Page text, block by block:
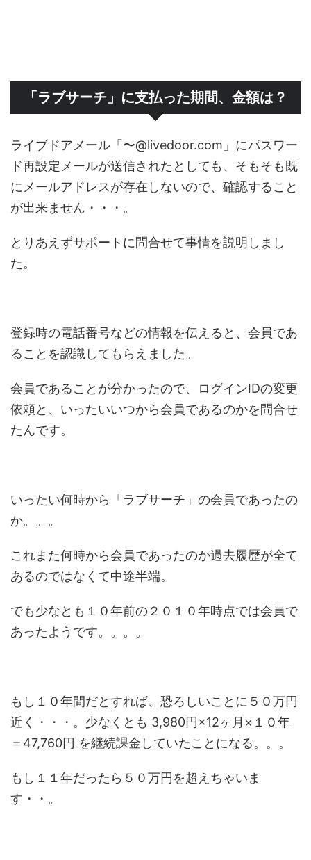
「ラブサーチ」に支払った期間、金額は？
ライブドアメール「〜@livedoor.com」にパスワー
ド再設定メールが送信されたとしても、そもそも既
にメールアドレスが存在しないので、確認すること
が出来ません・・・。
とりあえずサポートに問合せて事情を説明しまし
た。
登録時の電話番号などの情報を伝えると、会員であ
ることを認識してもらえました。
会員であることが分かったので、ログインIDの変更
依頼と、いったいいつから会員であるのかを問合せ
たんです。
いったい何時から「ラブサーチ」の会員であったの
か。。。
これまた何時から会員であったのか過去履歴が全て
あるのではなくて中途半端。
でも少なとも１０年前の２０１０年時点では会員で
あったようです。。。。
もし１０年間だとすれば、恐ろしいことに５０万円
近く・・・。少なくとも 3,980円×12ヶ月×１０年
＝47,760円 を継続課金していたことになる。。。
もし１１年だったら５０万円を超えちゃいま
す・・。